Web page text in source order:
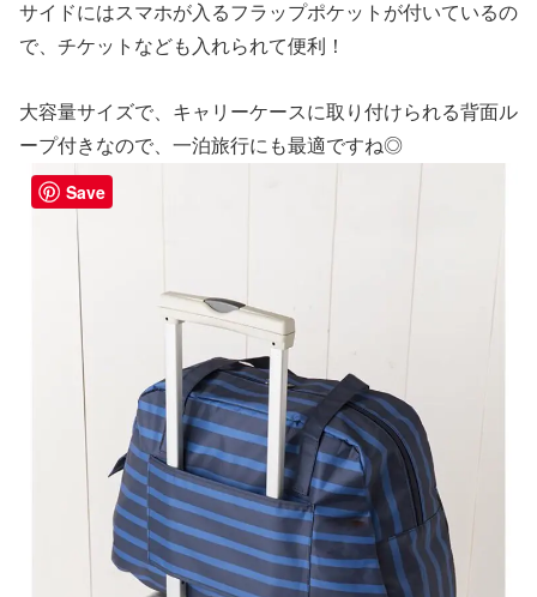
サイドにはスマホが入るフラップポケットが付いているの
で、チケットなども入れられて便利！
大容量サイズで、キャリーケースに取り付けられる背面ル
ープ付きなので、一泊旅行にも最適ですね◎
Save